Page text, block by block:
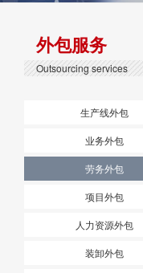
外包服务
Outsourcing services
生产线外包
业务外包
劳务外包
项目外包
人力资源外包
装卸外包